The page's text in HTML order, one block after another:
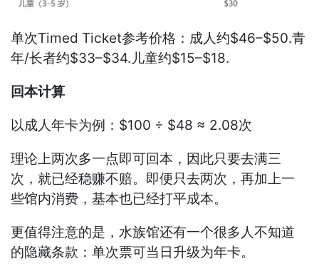
单次Timed Ticket参考价格：成人约$46–$50.青
年/长者约$33–$34.儿童约$15–$18.
回本计算
以成人年卡为例：$100 ÷ $48 ≈ 2.08次
理论上两次多一点即可回本，因此只要去满三
次，就已经稳赚不赔。即便只去两次，再加上一
些馆内消费，基本也已经打平成本。
更值得注意的是，水族馆还有一个很多人不知道
的隐藏条款：单次票可当日升级为年卡。